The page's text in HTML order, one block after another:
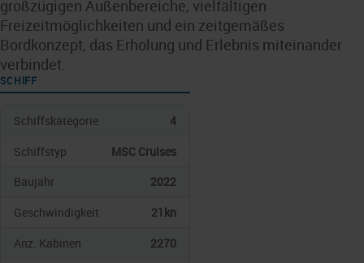
großzügigen Außenbereiche, vielfältigen
Freizeitmöglichkeiten und ein zeitgemäßes
Bordkonzept, das Erholung und Erlebnis miteinander
verbindet.
SCHIFF
Schiffskategorie
4
Schiffstyp
MSC Cruises
Baujahr
2022
Geschwindigkeit
21kn
Anz. Kabinen
2270